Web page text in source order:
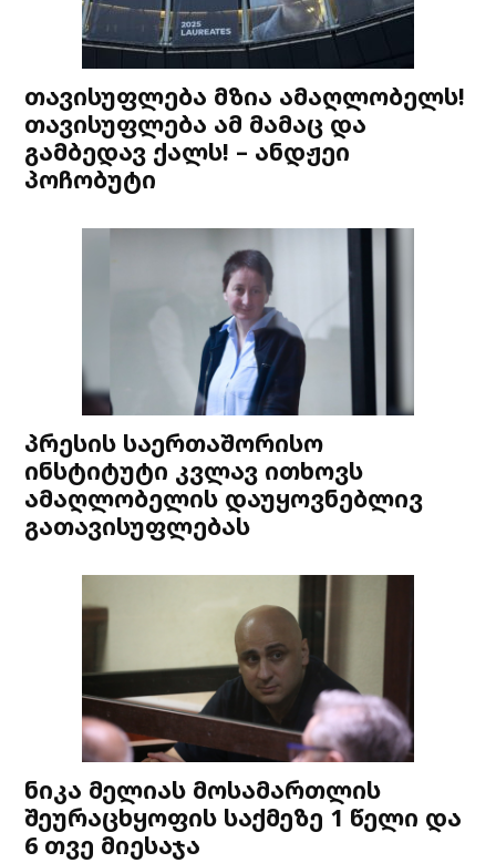
თავისუფლება მზია ამაღლობელს!
თავისუფლება ამ მამაც და
გამბედავ ქალს! – ანდჟეი
პოჩობუტი
პრესის საერთაშორისო
ინსტიტუტი კვლავ ითხოვს
ამაღლობელის დაუყოვნებლივ
გათავისუფლებას
ნიკა მელიას მოსამართლის
შეურაცხყოფის საქმეზე 1 წელი და
6 თვე მიესაჯა